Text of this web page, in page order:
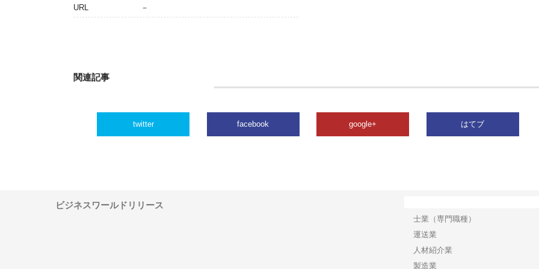
URL －
関連記事
twitter facebook google+ はてブ
ビジネスワールドリリース
士業（専門職種）
運送業
人材紹介業
製造業